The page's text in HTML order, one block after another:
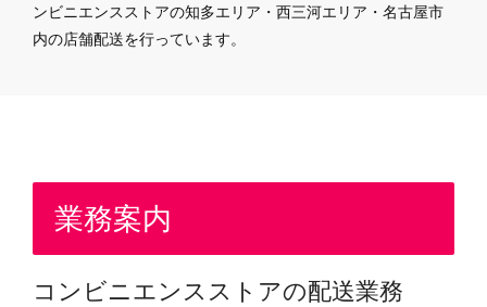
ンビニエンスストアの知多エリア・西三河エリア・名古屋市
内の店舗配送を行っています。
業務案内
コンビニエンスストアの配送業務